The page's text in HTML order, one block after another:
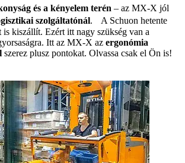
és a kényelem terén – az MX-X jól
szolgáltatónál. A Schuon hetente
kiszállít. Ezért itt nagy szükség van a
Itt az MX-X az ergonómia
szerez plusz pontokat. Olvassa csak el Ön is!